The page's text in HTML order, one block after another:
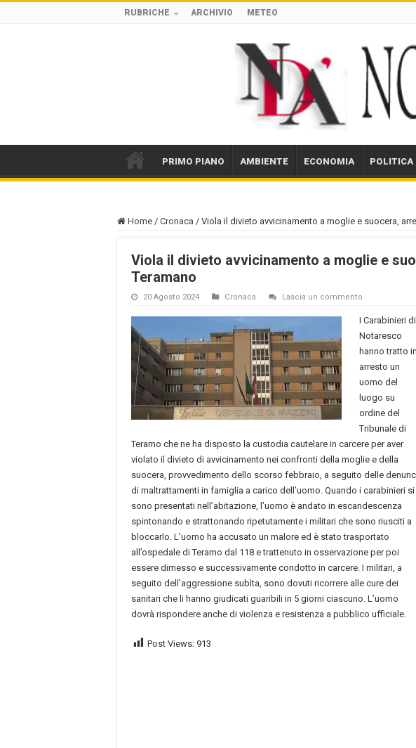
RUBRICHE ARCHIVIO METEO
PRIMO PIANO AMBIENTE ECONOMIA POLITICA
Home / Cronaca / Viola il divieto avvicinamento a moglie e suocera,
Viola il divieto avvicinamento a moglie e
Teramano
20 Agosto 2024 Cronaca Lascia un commento
I Carabinieri di
Notaresco
hanno tratto in
arresto un
uomo del
luogo su
ordine del
Tribunale di
Teramo che ne ha disposto la custodia cautelare in carcere per aver
violato il divieto di avvicinamento nei confronti della moglie e della
suocera, provvedimento dello scorso febbraio, a seguito delle
di maltrattamenti in famiglia a carico dell’uomo. Quando i carabinieri si
sono presentati nell’abitazione, l’uomo è andato in escandescenza
spintonando e strattonando ripetutamente i militari che sono riusciti a
bloccarlo. L’uomo ha accusato un malore ed è stato trasportato
all’ospedale di Teramo dal 118 e trattenuto in osservazione per poi
essere dimesso e successivamente condotto in carcere. I militari, a
seguito dell’aggressione subìta, sono dovuti ricorrere alle cure dei
sanitari che li hanno giudicati guaribili in 5 giorni ciascuno. L’uomo
dovrà rispondere anche di violenza e resistenza a pubblico ufficiale.
Post Views: 913